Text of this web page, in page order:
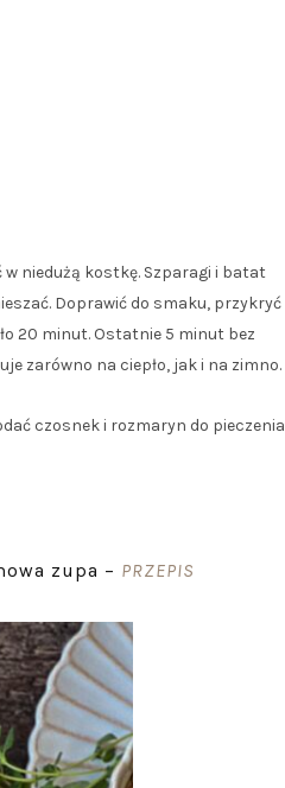
w niedużą kostkę. Szparagi i batat
Doprawić do smaku, przykryć
20 minut. Ostatnie 5 minut bez
zarówno na ciepło, jak i na zimno.
czosnek i rozmaryn do pieczenia
zupa – PRZEPIS